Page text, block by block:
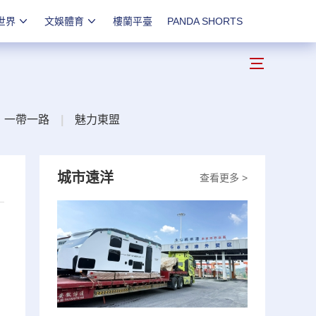
界 文娛體育 樓蘭平臺 PANDA SHORTS
一帶一路 魅力東盟
查看更多 >
城市遠洋